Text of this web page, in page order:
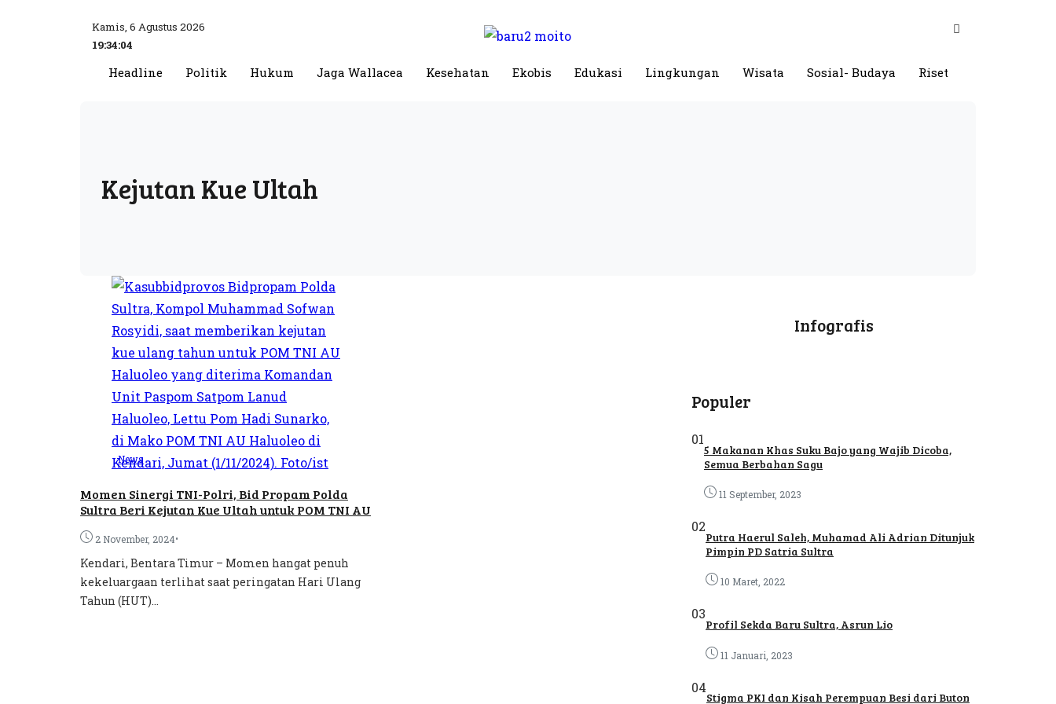
Kamis, 6 Agustus 2026
19:34:04
Headline Politik Hukum Jaga Wallacea Kesehatan Ekobis Edukasi Lingkungan Wisata Sosial- Budaya Riset
Kejutan Kue Ultah
News
Momen Sinergi TNI-Polri, Bid Propam Polda
Sultra Beri Kejutan Kue Ultah untuk POM TNI AU
2 November, 2024•
Kendari, Bentara Timur – Momen hangat penuh
kekeluargaan terlihat saat peringatan Hari Ulang
Tahun (HUT)...
Infografis
Populer
01
5 Makanan Khas Suku Bajo yang Wajib Dicoba,
Semua Berbahan Sagu
11 September, 2023
02
Putra Haerul Saleh, Muhamad Ali Adrian Ditunjuk
Pimpin PD Satria Sultra
10 Maret, 2022
03
Profil Sekda Baru Sultra, Asrun Lio
11 Januari, 2023
04
Stigma PKI dan Kisah Perempuan Besi dari Buton